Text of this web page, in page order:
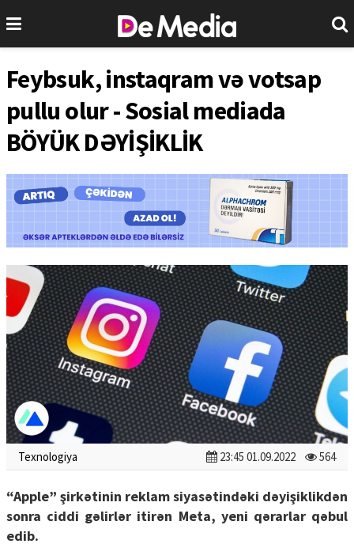
Feybsuk, instaqram və votsap
pullu olur - Sosial mediada
BÖYÜK DƏYİŞİKLİK
Texnologiya 23:45 01.09.2022 564
“Apple” şirkətinin reklam siyasətindəki dəyişiklikdən
sonra ciddi gəlirlər itirən Meta, yeni qərarlar qəbul
edib.